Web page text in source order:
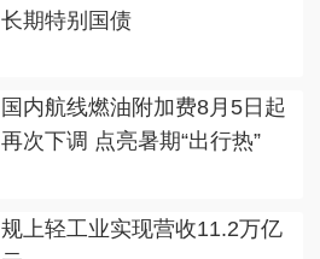
长期特别国债
国内航线燃油附加费8月5日起
再次下调 点亮暑期“出行热”
规上轻工业实现营收11.2万亿